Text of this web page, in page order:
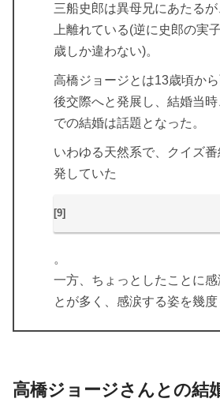
三船史郎は異母兄にあたる
上離れている(逆に史郎の実
歳しか違わない)。
高橋ジョージとは13歳頃か
後交際へと発展し、結婚当
での結婚は話題となった。
いわゆる天然系で、クイズ
発していた
[9]
。
一方、ちょっとしたことに
とが多く、感涙する姿を幾度
高橋ジョージさんとの結